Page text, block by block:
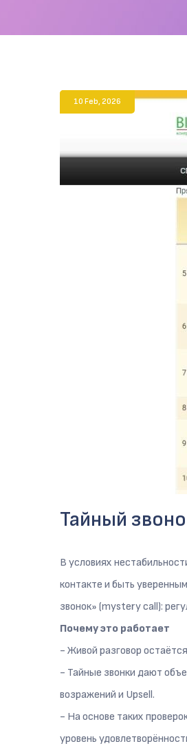
10 Feb,2026
Тайный
В условиях
контакте и быть
звонок» (mystery call):
Почему это работает
- Живой разговор
- Тайные звонки дают
возражений и Upsell.
- На основе таких
уровень